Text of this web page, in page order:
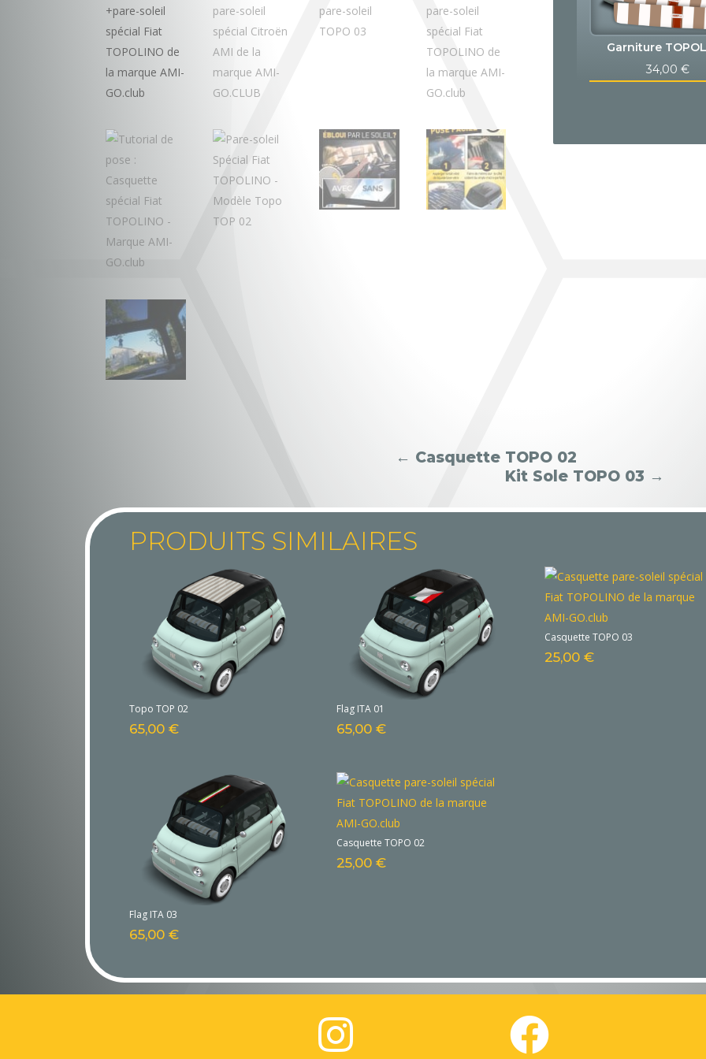
Garniture
34,00 €
← Casquette TOPO 02
Kit Sole TOPO 03 →
PRODUITS SIMILAIRES
Topo TOP 02
65,00 €
Flag ITA 01
65,00€
Casquette TOPO 03
25,00€
Flag ITA 03
65,00 €
Casquette TOPO 02
25,00€
 